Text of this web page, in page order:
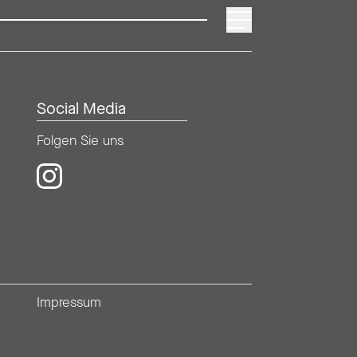
MENÜ
Social Media
Folgen Sie uns
Folgen Sie uns auf Instagram
Impressum